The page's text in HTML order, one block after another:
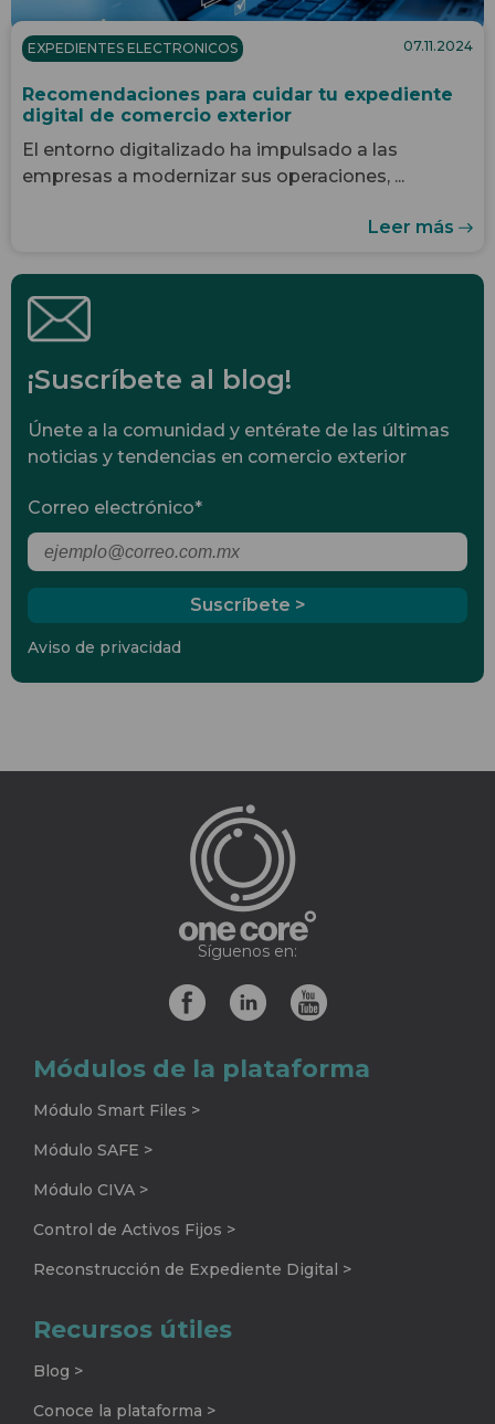
EXPEDIENTES ELECTRONICOS 07.11.2024
Recomendaciones para cuidar tu expediente
digital de comercio exterior
El entorno digitalizado ha impulsado a las
empresas a modernizar sus operaciones, ...
Leer más
¡Suscríbete al blog!
Únete a la comunidad y entérate de las últimas
noticias y tendencias en comercio exterior
Correo electrónico*
Aviso de privacidad
Síguenos en:
Módulos de la plataforma
Módulo Smart Files >
Módulo SAFE >
Módulo CIVA >
Control de Activos Fijos >
Reconstrucción de Expediente Digital >
Recursos útiles
Blog >
Conoce la plataforma >